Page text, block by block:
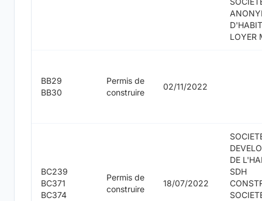
LOYER
BB29
BB30
Permis de
construire
02/11/2022
BC239
BC371
BC374
Permis de
construire
18/07/2022
DE
SDH